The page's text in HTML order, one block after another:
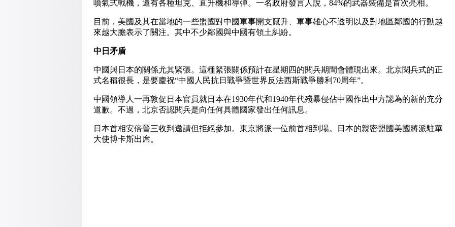
噴氣式戰機，還有各種坦克、直升機和導彈。一名政府發言人說，84%的武器裝備是首次亮相。
目前，美國及其在當地的一些盟國對中國軍事開支竄升、軍事雄心不透明以及對地區鄰國的行動越
來越大膽表示了關注。其中不少鄰國與中國有領土糾紛。
中日矛盾
中國與日本的關係尤其緊張。這種緊張關係預計在星期四的閱兵期間會體現出來。北京閱兵式的正
式名稱很長，是要慶祝“中國人民抗日戰爭暨世界反法西斯戰爭勝利70周年”。
中國領導人一再敦促日本官員就日本在1930年代和1940年代殘暴侵佔中國作出中方認為的新的充分
道歉。不過，北京否認閱兵是向任何具體國家發出任何訊息。
日本首相安倍晉三收到邀請但拒絕參加。東京將派一位前首相到場。日本的親密盟國美國將派駐華
大使博卡斯出席。